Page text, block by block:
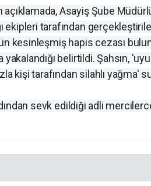
açıklamada, Asayiş Şube
ekipleri tarafından
kesinleşmiş hapis cezası
belirtildi. Şahsın,
kişi tarafından silahlı yağma'
sevk edildiği adli